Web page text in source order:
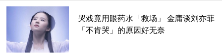
哭戏竟用眼药水「救场」 金庸谈刘亦菲
「不肯哭」的原因好无奈